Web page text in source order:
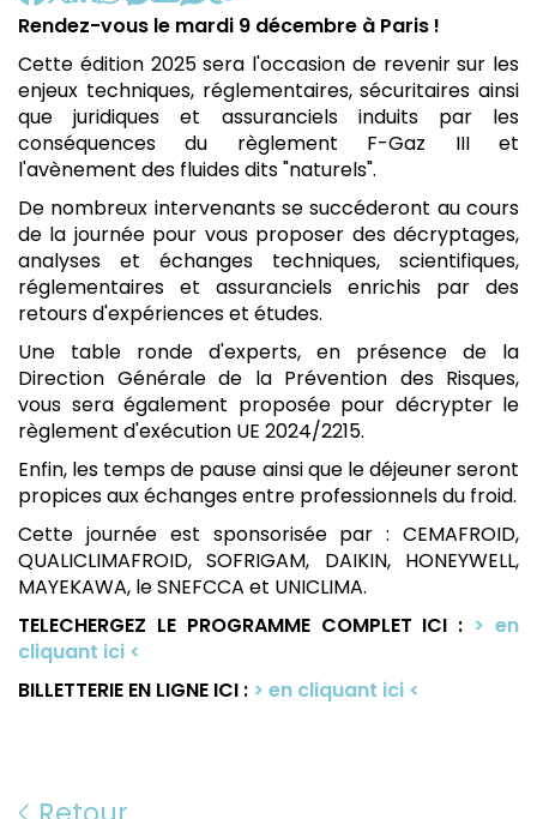
Rendez-vous le mardi 9 décembre à Paris !
Cette édition 2025 sera l'occasion de revenir sur les
enjeux techniques, réglementaires, sécuritaires ainsi
que juridiques et assuranciels induits par les
conséquences du règlement F-Gaz III et
l'avènement des fluides dits "naturels".
De nombreux intervenants se succéderont au cours
de la journée pour vous proposer des décryptages,
analyses et échanges techniques, scientifiques,
réglementaires et assuranciels enrichis par des
retours d'expériences et études.
Une table ronde d'experts, en présence de la
Direction Générale de la Prévention des Risques,
vous sera également proposée pour décrypter le
règlement d'exécution UE 2024/2215.
Enfin, les temps de pause ainsi que le déjeuner seront
propices aux échanges entre professionnels du froid.
Cette journée est sponsorisée par : CEMAFROID,
QUALICLIMAFROID, SOFRIGAM, DAIKIN, HONEYWELL,
MAYEKAWA, le SNEFCCA et UNICLIMA.
TELECHERGEZ LE PROGRAMME COMPLET ICI : > en
cliquant ici <
BILLETTERIE EN LIGNE ICI : > en cliquant ici <